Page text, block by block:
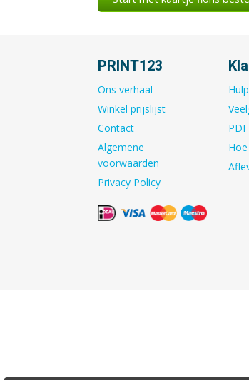
PRINT123
Ons verhaal
Winkel prijslijst
Contact
Algemene
voorwaarden
Privacy Policy